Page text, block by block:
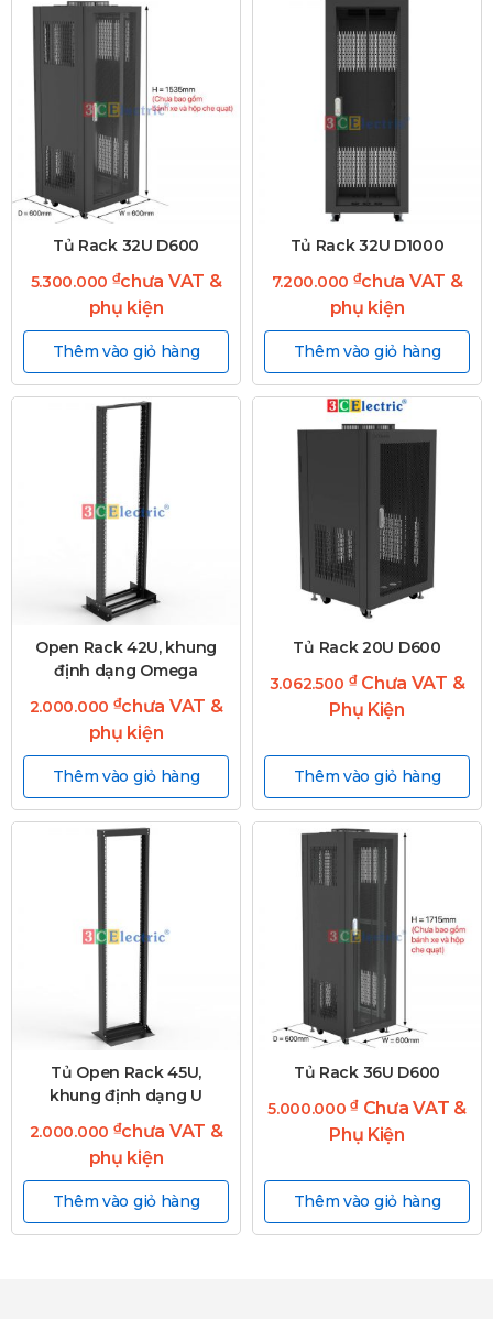
Tủ Rack 32U D600
5.300.000 ₫chưa VAT &
phụ kiện
Thêm vào giỏ hàng
Tủ Rack 32U D1000
7.200.000 ₫chưa VAT &
phụ kiện
Thêm vào giỏ hàng
Open Rack 42U, khung
định dạng Omega
2.000.000 ₫chưa VAT &
phụ kiện
Thêm vào giỏ hàng
Tủ Rack 20U D600
3.062.500 ₫Chưa VAT &
Phụ Kiện
Thêm vào giỏ hàng
Tủ Open Rack 45U,
khung định dạng U
2.000.000 ₫chưa VAT &
phụ kiện
Thêm vào giỏ hàng
Tủ Rack 36U D600
5.000.000₫ Chưa VAT &
Phụ Kiện
Thêm vào giỏ hàng